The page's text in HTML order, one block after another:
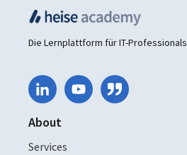
Die Lernplattform für IT-Professionals
About
Services